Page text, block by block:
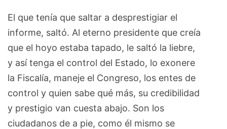
El que tenía que saltar a desprestigiar el
informe, saltó. Al eterno presidente que creía
que el hoyo estaba tapado, le saltó la liebre,
y así tenga el control del Estado, lo exonere
la Fiscalía, maneje el Congreso, los entes de
control y quien sabe qué más, su credibilidad
y prestigio van cuesta abajo. Son los
ciudadanos de a pie, como él mismo se